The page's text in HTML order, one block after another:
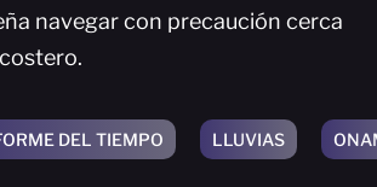
navegar con precaución cerca
DEL TIEMPO LLUVIAS